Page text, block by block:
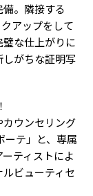
。隣接する
アップをして
な仕上がりに
がちな証明写
ウンセリング
ーテ」と、専属
ティストによ
ビューティセ